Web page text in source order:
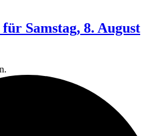
Samstag, 8. August